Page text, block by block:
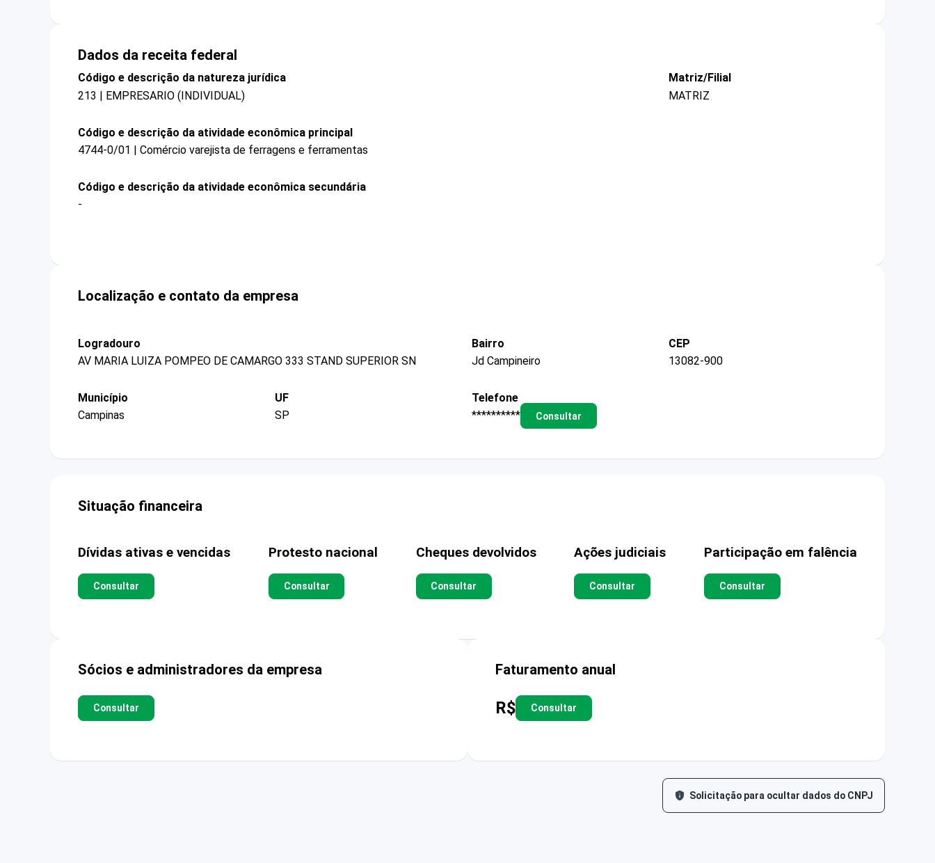
Dados da receita federal
Código e descrição da natureza jurídica
213 | EMPRESARIO (INDIVIDUAL)
Matriz/Filial
MATRIZ
Código e descrição da atividade econômica principal
4744-0/01 | Comércio varejista de ferragens e ferramentas
Código e descrição da atividade econômica secundária
-
Localização e contato da empresa
Logradouro
AV MARIA LUIZA POMPEO DE CAMARGO 333 STAND SUPERIOR SN
Bairro
Jd Campineiro
CEP
13082-900
Município
Campinas
UF
SP
Telefone
**********
Consultar
Situação financeira
Dívidas ativas e vencidas
Consultar
Protesto nacional
Consultar
Cheques devolvidos
Consultar
Ações judiciais
Consultar
Participação em falência
Consultar
Sócios e administradores da empresa
Consultar
Faturamento anual
R$ Consultar
Solicitação para ocultar dados do CNPJ